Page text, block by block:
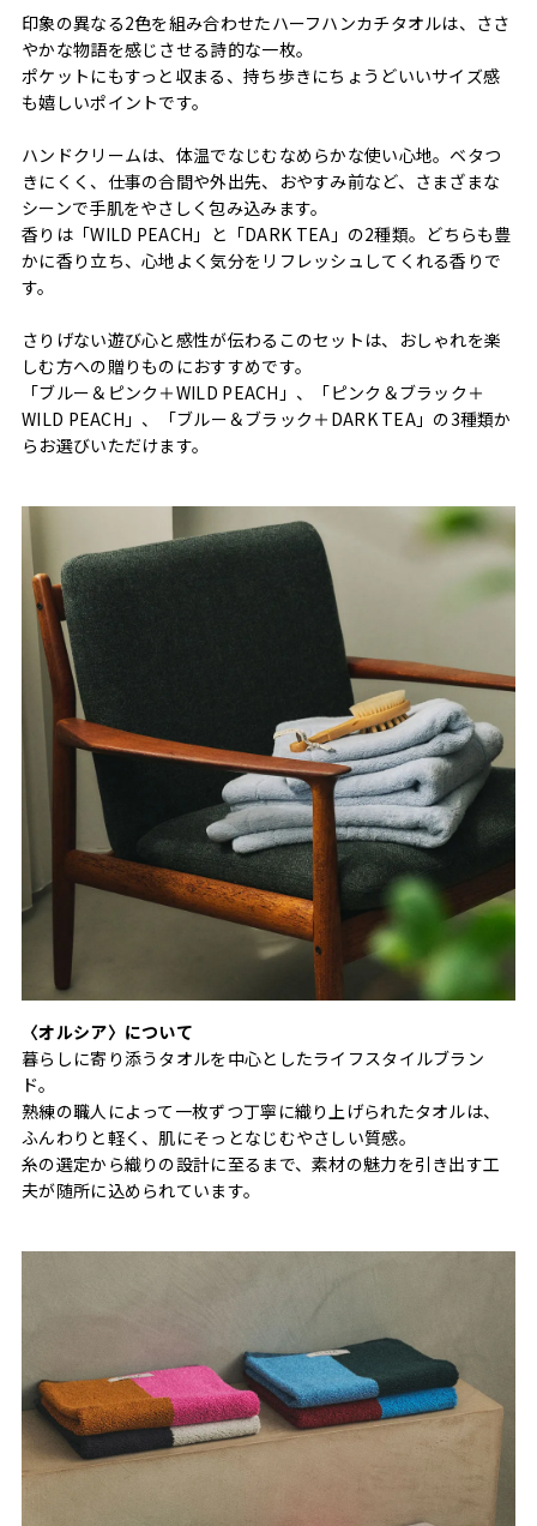
印象の異なる2色を組み合わせたハーフハンカチタオルは、ささ
やかな物語を感じさせる詩的な一枚。
ポケットにもすっと収まる、持ち歩きにちょうどいいサイズ感
も嬉しいポイントです。
ハンドクリームは、体温でなじむなめらかな使い心地。ベタつ
きにくく、仕事の合間や外出先、おやすみ前など、さまざまな
シーンで手肌をやさしく包み込みます。
香りは「WILD PEACH」と「DARK TEA」の2種類。どちらも豊
かに香り立ち、心地よく気分をリフレッシュしてくれる香りで
す。
さりげない遊び心と感性が伝わるこのセットは、おしゃれを楽
しむ方への贈りものにおすすめです。
「ブルー＆ピンク＋WILD PEACH」、「ピンク＆ブラック＋
WILD PEACH」、「ブルー＆ブラック＋DARK TEA」の3種類か
らお選びいただけます。
〈オルシア〉について
暮らしに寄り添うタオルを中心としたライフスタイルブラン
ド。
熟練の職人によって一枚ずつ丁寧に織り上げられたタオルは、
ふんわりと軽く、肌にそっとなじむやさしい質感。
糸の選定から織りの設計に至るまで、素材の魅力を引き出す工
夫が随所に込められています。